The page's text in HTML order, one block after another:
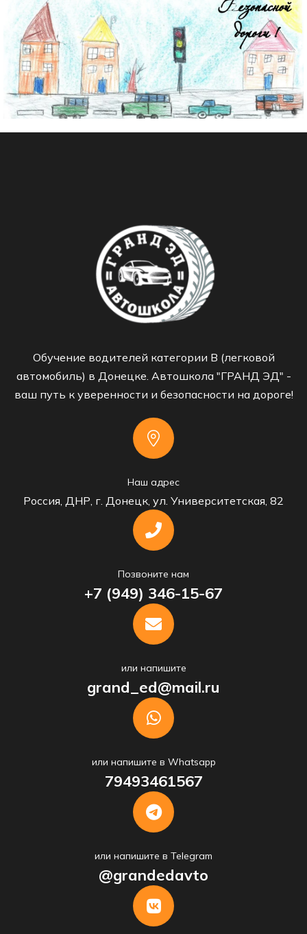
Обучение водителей категории B (легковой
автомобиль) в Донецке. Автошкола "ГРАНД ЭД" -
ваш путь к уверенности и безопасности на дороге!
Наш адрес
Россия, ДНР, г. Донецк, ул. Университетская, 82
Позвоните нам
+7 (949) 346-15-67
или напишите
grand_ed@mail.ru
или напишите в Whatsapp
79493461567
или напишите в Telegram
@grandedavto